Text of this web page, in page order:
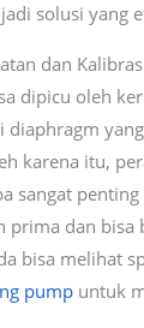
solusi yang
dan
dipicu oleh
diaphragm
karena itu,
sangat penting
prima dan bisa
bisa melihat
pumpuntuk